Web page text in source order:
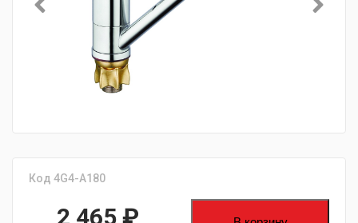
Код 4G4-A180
2 465 ₽